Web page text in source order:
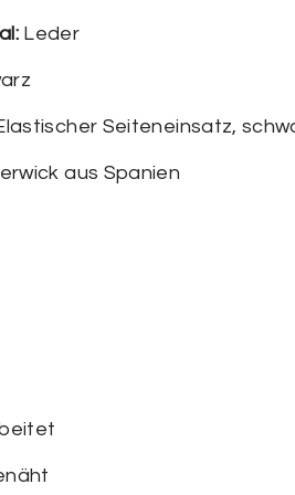
Leder
Seiteneinsatz,
aus Spanien